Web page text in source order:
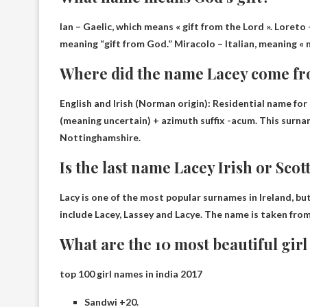
Ian – Gaelic, which means « gift from the Lord ».
meaning “gift from God.” Miracolo – Italian, meaning «
Where did the name Lacey come
English and Irish (Norman origin): Residential name for
(meaning uncertain) + azimuth suffix -acum. This
Nottinghamshire.
Is the last name Lacey Irish or
Lacy is one of the most popular surnames in Ireland,
include Lacey, Lassey and Lacye. The name is taken
What are the 10 most beautiful
top 100 girl names in india 2017
Sandwi +20.